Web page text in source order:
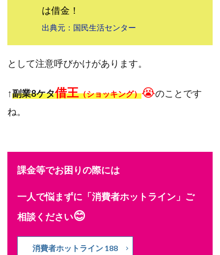
は借金！
出典元：国民生活センター
として注意呼びかけがあります。
↑副業8ケタ借王（ショッキング）😭のことです
ね。
課金等でお困りの際には
一人で悩まずに「消費者ホットライン」ご
相談ください😊
消費者ホットライン 188